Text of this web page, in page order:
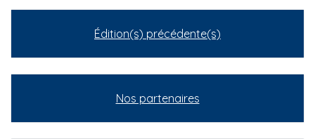
Édition(s) précédente(s)
Nos partenaires